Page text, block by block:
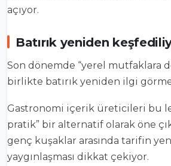
açıyor.
Batırık yeniden
Son dönemde “yerel mutfaklara
birlikte batırık yeniden ilgi
Gastronomi içerik üreticileri bu
pratik” bir alternatif olarak öne
genç kuşaklar arasında tarifin
yaygınlaşması dikkat çekiyor.